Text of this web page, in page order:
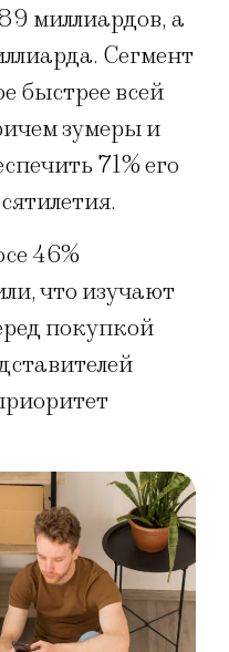
миллиардов, а
Сегмент
быстрее всей
зумеры и
71% его
46%
что изучают
покупкой